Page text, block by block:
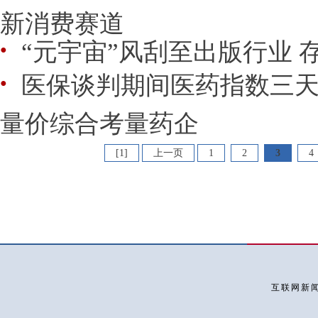
新消费赛道
● “元宇宙”风刮至出版行业
● 医保谈判期间医药指数三
量价综合考量药企
[1] 上一页 1 2 3 4
互联网新